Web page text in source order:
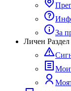
За
Личен Раздел